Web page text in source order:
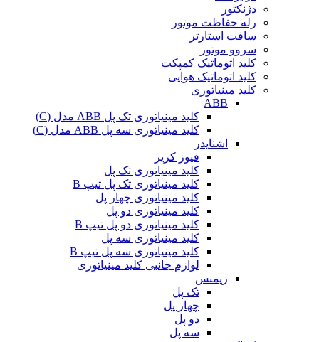
دژنکتور
رله حفاظت موتور
سافت استارتر
سروو موتور
کلید اتوماتیک کمپکت
کلید اتوماتیک هوایی
کلید مینیاتوری
ABB
کلید مینیاتوری تک پل ABB مدل (C)
کلید مینیاتوری سه پل ABB مدل (C)
اشنایدر
فیوز کریر
کلید مینیاتوری تک پل
کلید مینیاتوری تک پل تیپ B
کلید مینیاتوری چهار پل
کلید مینیاتوری دو پل
کلید مینیاتوری دو پل تیپ B
کلید مینیاتوری سه پل
کلید مینیاتوری سه پل تیپ B
لوازم جانبی کلید مینیاتوری
زیمنس
تک پل
چهار پل
دو پل
سه پل